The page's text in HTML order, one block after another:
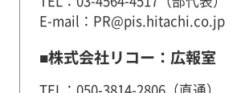
E-mail：PR@pis.hitachi.co.jp
■株式会社リコー：広報室